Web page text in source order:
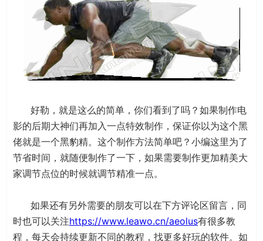
好勒，就是这么的简单，你们看到了吗？如果制作电
影的后期大神们再加入一点特效制作，保证你以为这个黑
佬就是一个黑豹精。这个制作方法简单吧？小编这里为了
节省时间，就随便制作了一下，如果需要制作更加精美大
家调节点位的时候就调节精准一点。
如果还有另外需要的朋友可以在下方评论区留言，同
时也可以关注https://www.leawo.cn/aeolus有很多教
程，每天会持续更新不同的教程，找更多好玩的软件。如